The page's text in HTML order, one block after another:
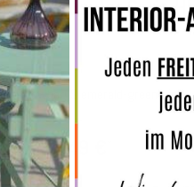
aus der Serie
Pillowbag S emerald-green-pink
30,49 €